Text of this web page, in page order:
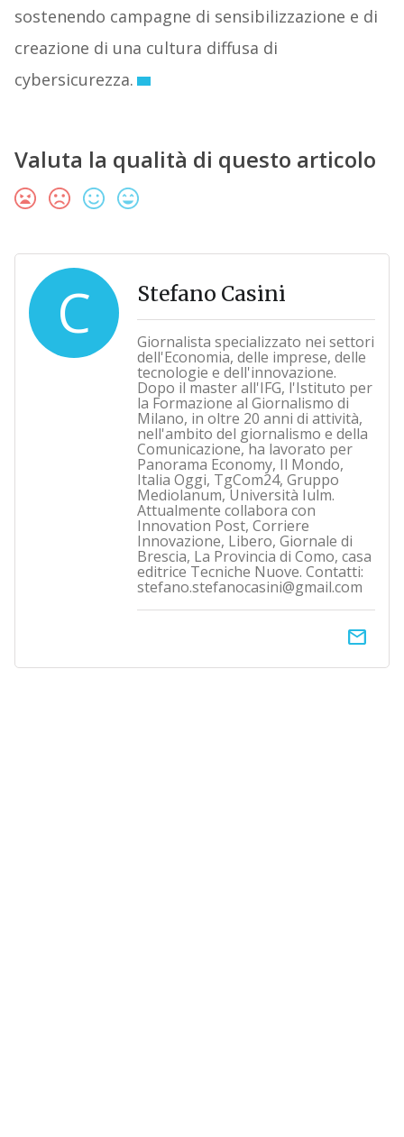
sostenendo campagne di sensibilizzazione e di
creazione di una cultura diffusa di
cybersicurezza.
Valuta la qualità di questo articolo
C Stefano Casini
Giornalista specializzato nei settori
dell'Economia, delle imprese, delle
tecnologie e dell'innovazione.
Dopo il master all'IFG, l'Istituto per
la Formazione al Giornalismo di
Milano, in oltre 20 anni di attività,
nell'ambito del giornalismo e della
Comunicazione, ha lavorato per
Panorama Economy, Il Mondo,
Italia Oggi, TgCom24, Gruppo
Mediolanum, Università Iulm.
Attualmente collabora con
Innovation Post, Corriere
Innovazione, Libero, Giornale di
Brescia, La Provincia di Como, casa
editrice Tecniche Nuove. Contatti:
stefano.stefanocasini@gmail.com
email